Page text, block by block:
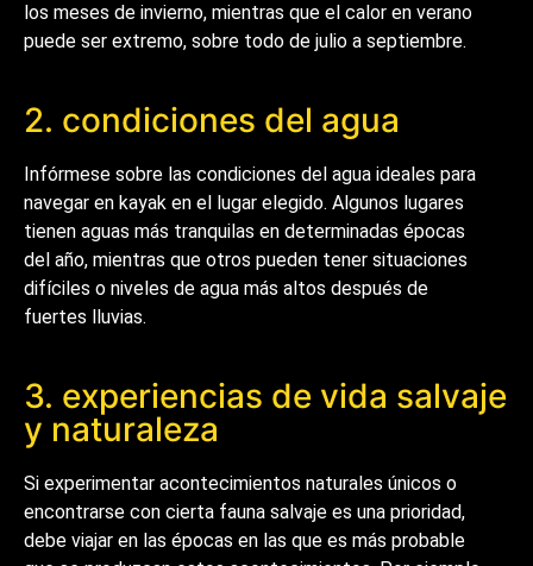
los meses de invierno, mientras que el calor en verano
puede ser extremo, sobre todo de julio a septiembre.
2. condiciones del agua
Infórmese sobre las condiciones del agua ideales para
navegar en kayak en el lugar elegido. Algunos lugares
tienen aguas más tranquilas en determinadas épocas
del año, mientras que otros pueden tener situaciones
difíciles o niveles de agua más altos después de
fuertes lluvias.
3. experiencias de vida salvaje
y naturaleza
Si experimentar acontecimientos naturales únicos o
encontrarse con cierta fauna salvaje es una prioridad,
debe viajar en las épocas en las que es más probable